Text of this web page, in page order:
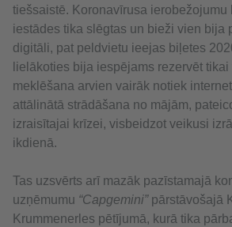
tiešsaistē. Koronavīrusa ierobežojumu
iestādes tika slēgtas un bieži vien bija
digitāli, pat peldvietu ieejas biļetes
lielākoties bija iespējams rezervēt
meklēšana arvien vairāk notiek
attālinātā strādāšana no mājām,
izraisītajai krīzei, visbeidzot veikusi
ikdienā.
Tas uzsvērts arī mazāk pazīstamajā
uzņēmumu “Capgemini” pārstāvošajā
Krummenerles pētījumā, kurā tika